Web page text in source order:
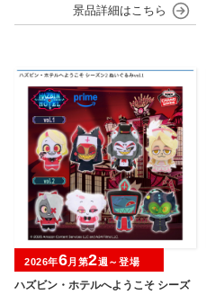
ハズビン・ホテルへようこそ シーズ
2026年6月第2週～登場